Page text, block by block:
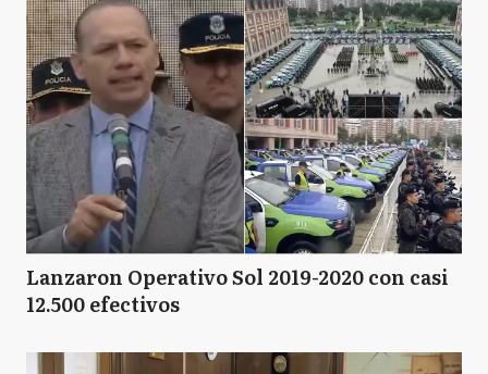
Lanzaron Operativo Sol 2019-2020 con casi
12.500 efectivos